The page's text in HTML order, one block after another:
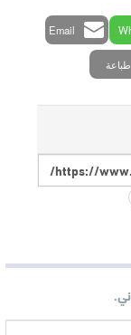
Email
طباعة